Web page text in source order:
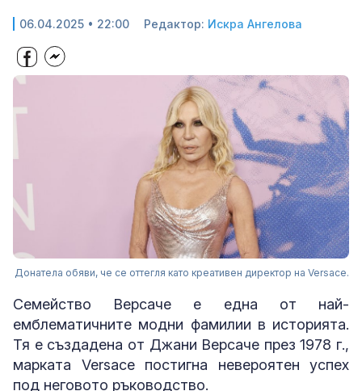
06.04.2025 • 22:00 Редактор: Искра Ангелова
Донатела обяви, че се оттегля като креативен директор на Versace.
Семейство Версаче е една от най-
емблематичните модни фамилии в историята.
Тя е създадена от Джани Версаче през 1978 г.,
марката Versace постигна невероятен успех
под неговото ръководство.